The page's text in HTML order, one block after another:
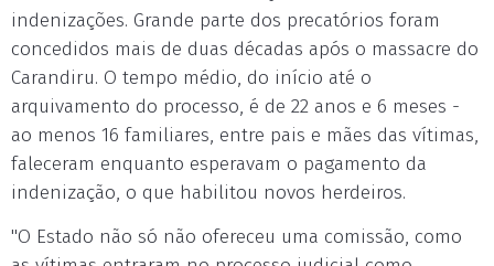
indenizações. Grande parte dos precatórios foram
concedidos mais de duas décadas após o massacre do
Carandiru. O tempo médio, do início até o
arquivamento do processo, é de 22 anos e 6 meses -
ao menos 16 familiares, entre pais e mães das vítimas,
faleceram enquanto esperavam o pagamento da
indenização, o que habilitou novos herdeiros.
"O Estado não só não ofereceu uma comissão, como